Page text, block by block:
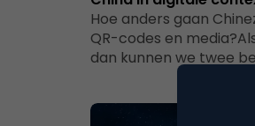
Hoe anders gaan
QR-codes en
dan kunnen we twee